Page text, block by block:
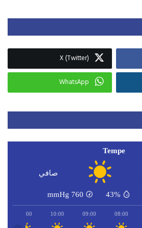
X (Twitter)
WhatsApp
Tempe
صافي
43%
760
mmHg
08:00
09:00
10:00
11:00